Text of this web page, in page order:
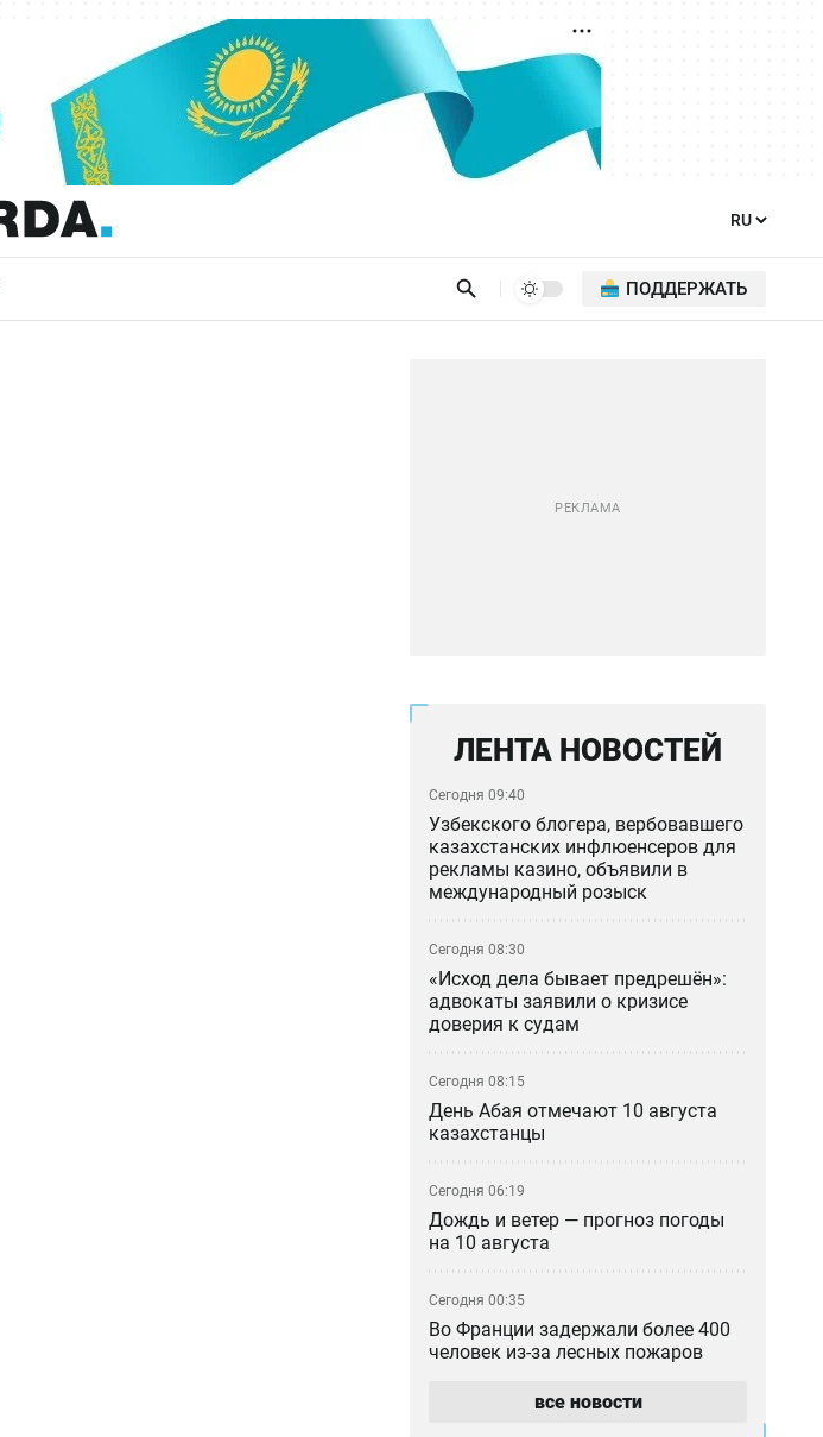
ПОДДЕРЖАТЬ
ЛЕНТА НОВОСТЕЙ
Сегодня 09:40
Узбекского блогера, вербовавшего
казахстанских инфлюенсеров для
рекламы казино, объявили в
международный розыск
Сегодня 08:30
«Исход дела бывает предрешён»:
адвокаты заявили о кризисе
доверия к судам
Сегодня 08:15
День Абая отмечают 10 августа
казахстанцы
Сегодня 06:19
Дождь и ветер — прогноз погоды
на 10 августа
Сегодня 00:35
Во Франции задержали более 400
человек из-за лесных пожаров
все новости